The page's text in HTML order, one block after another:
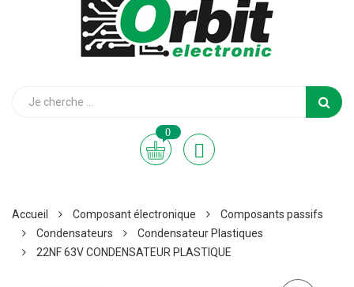
0
Accueil Composant électronique
Composants passifs
Condensateurs
Condensateur Plastiques
22NF 63V CONDENSATEUR PLASTIQUE